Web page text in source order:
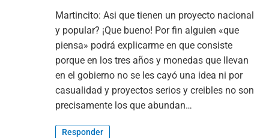
Martincito: Asi que tienen un proyecto nacional
y popular? ¡Que bueno! Por fin alguien «que
piensa» podrá explicarme en que consiste
porque en los tres años y monedas que llevan
en el gobierno no se les cayó una idea ni por
casualidad y proyectos serios y creibles no son
precisamente los que abundan…
Responder